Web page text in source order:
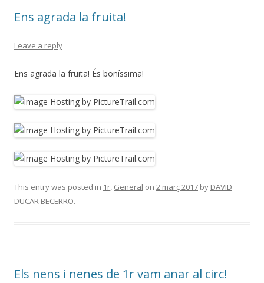
Ens agrada la fruita!
Leave a reply
Ens agrada la fruita! És boníssima!
This entry was posted in 1r, General on 2 març 2017 by DAVID
DUCAR BECERRO.
Els nens i nenes de 1r vam anar al circ!